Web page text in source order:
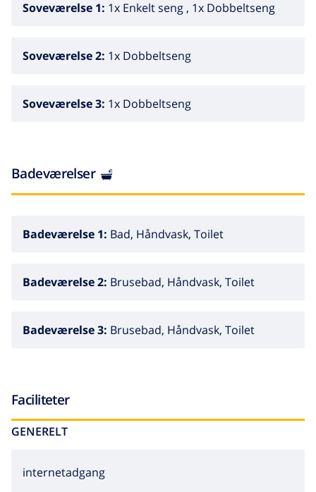
Soveværelse 1: 1x Enkelt seng , 1x Dobbeltseng
Soveværelse 2: 1x Dobbeltseng
Soveværelse 3: 1x Dobbeltseng
Badeværelser
Badeværelse 1: Bad, Håndvask, Toilet
Badeværelse 2: Brusebad, Håndvask, Toilet
Badeværelse 3: Brusebad, Håndvask, Toilet
Faciliteter
GENERELT
internetadgang